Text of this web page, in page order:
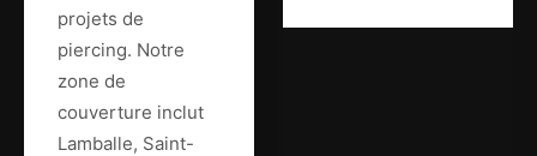
projets de
piercing. Notre
zone de
couverture inclut
Lamballe, Saint-